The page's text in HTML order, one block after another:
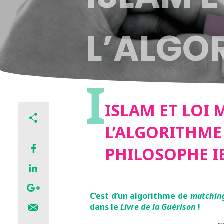
DU
IISLAM ET LOI
PHILOSOPHE
C’est d’un algorithme de
dans le Livre de la Guérison !